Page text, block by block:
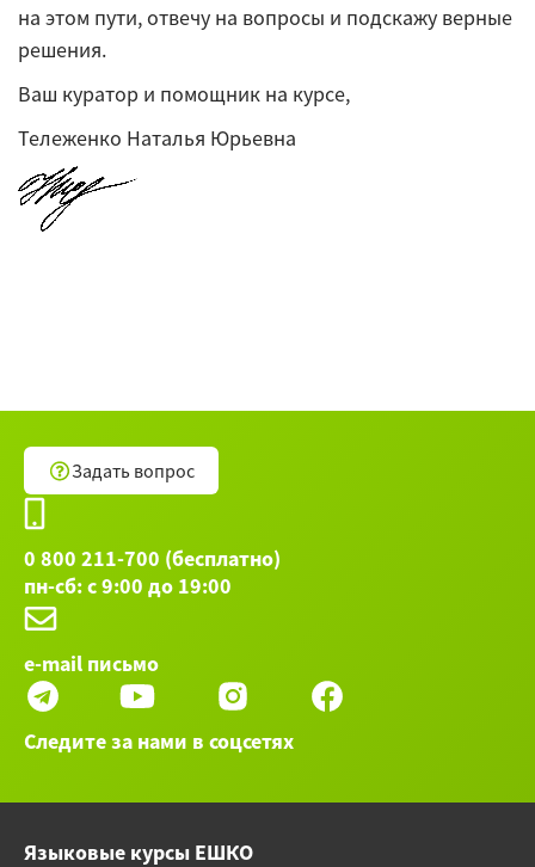
на этом пути, отвечу на вопросы и подскажу верные
решения.
Ваш куратор и помощник на курсе,
Тележенко Наталья Юрьевна
Задать вопрос
0 800 211-700 (бесплатно)
пн-сб: с 9:00 до 19:00
e-mail письмо
Следите за нами в соцсетях
Языковые курсы ЕШКО